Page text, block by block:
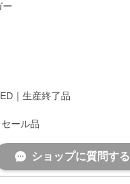
ー
｜生産終了品
ール品
ショップに質問する